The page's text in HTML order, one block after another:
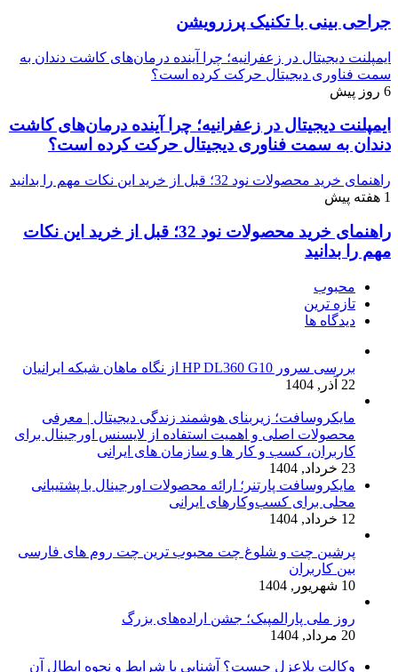
جراحی بینی با تکنیک پرزرویشن
ایمپلنت دیجیتال در زعفرانیه؛ چرا آینده درمان‌های کاشت دندان به
سمت فناوری دیجیتال حرکت کرده است؟
6 روز پیش
ایمپلنت دیجیتال در زعفرانیه؛ چرا آینده درمان‌های کاشت
دندان به سمت فناوری دیجیتال حرکت کرده است؟
راهنمای خرید محصولات نود 32؛ قبل از خرید این نکات مهم را بدانید
1 هفته پیش
راهنمای خرید محصولات نود 32؛ قبل از خرید این نکات
مهم را بدانید
محبوب
تازه ترین
دیدگاه ها
بررسی سرور HP DL360 G10 از نگاه ماهان شبکه ایرانیان
22 آذر, 1404
مایکروسافت؛ زیربنای هوشمند زندگی دیجیتال | معرفی
محصولات اصلی و اهمیت استفاده از لایسنس اورجینال برای
کاربران، کسب و کار ها و سازمان های ایرانی
23 خرداد, 1404
مایکروسافت پارتنر؛ ارائه محصولات اورجینال با پشتیبانی
محلی برای کسب‌وکارهای ایرانی
12 خرداد, 1404
پرشین چت و شلوغ چت محبوب ترین چت روم های فارسی
بین کاربران
10 شهریور, 1404
روز ملی پارالمپیک؛ جشن اراده‌های بزرگ
20 مرداد, 1404
وکالت بلاعزل چیست؟ آشنایی با شرایط و نحوه ابطال آن